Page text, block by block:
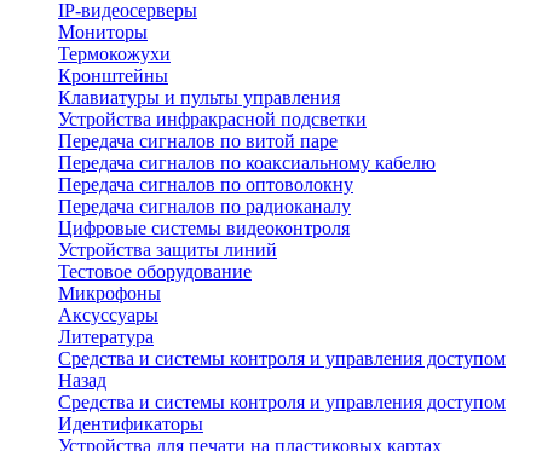
IP-видеосерверы
Мониторы
Термокожухи
Кронштейны
Клавиатуры и пульты управления
Устройства инфракрасной подсветки
Передача сигналов по витой паре
Передача сигналов по коаксиальному кабелю
Передача сигналов по оптоволокну
Передача сигналов по радиоканалу
Цифровые системы видеоконтроля
Устройства защиты линий
Тестовое оборудование
Микрофоны
Аксуссуары
Литература
Средства и системы контроля и управления доступом
Назад
Средства и системы контроля и управления доступом
Идентификаторы
Устройства для печати на пластиковых картах